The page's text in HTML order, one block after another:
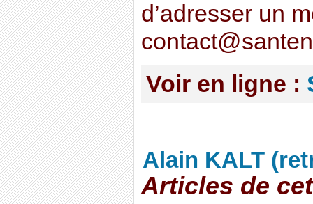
d’adresser un
Voir en ligne :
Alain KALT
Articles de